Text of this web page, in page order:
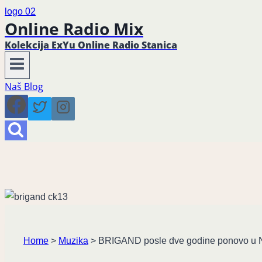
Online Radio Mix
Kolekcija ExYu Online Radio Stanica
Naš Blog
Home > Muzika > BRIGAND posle dve godine ponovo u